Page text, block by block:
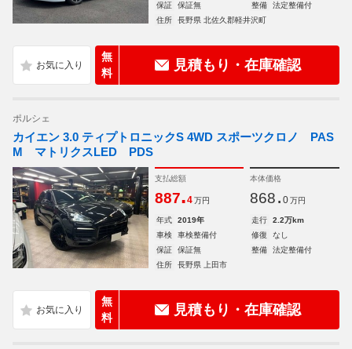
保証
保証無 整備
法定整備付
住所
長野県 北佐久郡軽井沢町
無
料
見積もり・在庫確認
ポルシェ
カイエン 3.0 ティプトロニックS 4WD スポーツクロノ PAS
M マトリクスLED PDS
支払総額
887.4 万円
本体価格
868. 0 万円
年式 2019年 走行
2.2万km
車検
車検整備付 修復
なし
保証
保証無 整備
法定整備付
住所
長野県 上田市
無
料
見積もり・在庫確認